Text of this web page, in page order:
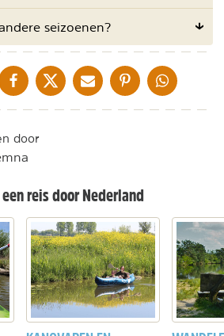
seizoenen?
DELEN OP FACEBOOK
DELEN OP XDELEN VIA DE MAIL
DELEN OP PINTEREST
DELEN OP
door
reis door Nederland